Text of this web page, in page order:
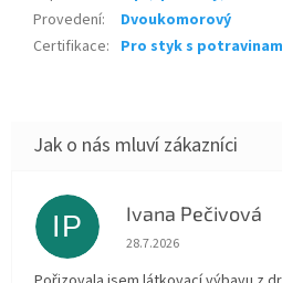
Provedení:
Dvoukomorový
Certifikace: Pro styk s
IP Ivana Pečivová
Hodnocení obchodu je
28.7.2026